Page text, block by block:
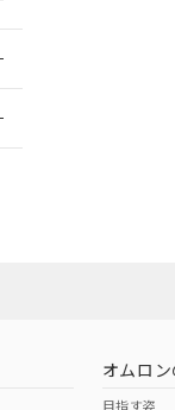
オムロ
目指す姿